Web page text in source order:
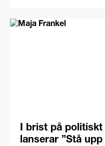
idrottsrörelsen bättre
I brist på politiskt
lanserar ”Stå